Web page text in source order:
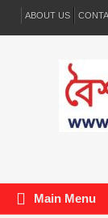
ABOUT US
Main Menu